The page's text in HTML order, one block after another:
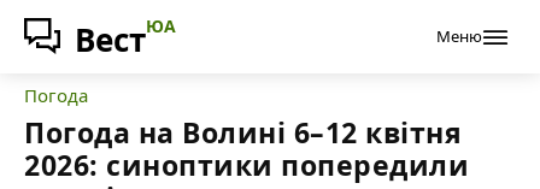
ВестЮА Меню
Погода
Погода на Волині 6–12 квітня
2026: синоптики попередили